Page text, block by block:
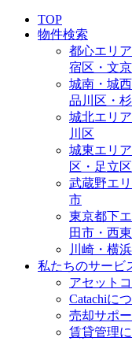
TOP
物件検索
都心エリア
宿区・文
城南・城
品川区・
城北エリア
川区
城東エリア
区・足立
武蔵野エ
市
東京都下
田市・西
川崎・横
私たちのサービ
アセット
Catachiに
売却サポ
賃貸管理